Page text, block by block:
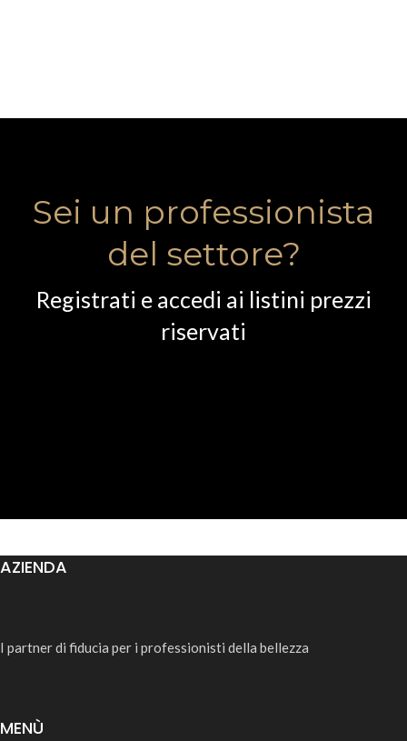
Sei un professionista
del settore?
Registrati e accedi ai listini prezzi
riservati
AZIENDA
I partner di fiducia per i professionisti della bellezza
MENÙ